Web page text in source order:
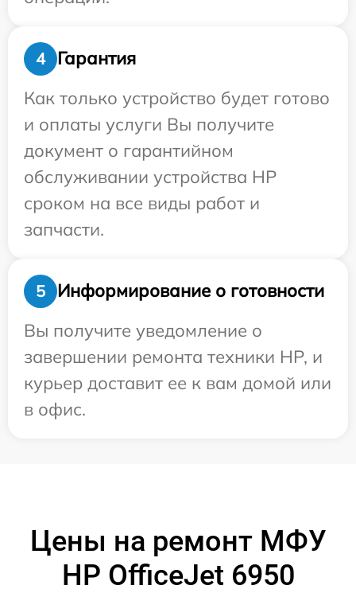
4
Гарантия
Как только устройство будет готово
и оплаты услуги Вы получите
документ о гарантийном
обслуживании устройства HP
сроком на все виды работ и
запчасти.
5
Информирование о готовности
Вы получите уведомление о
завершении ремонта техники HP, и
курьер доставит ее к вам домой или
в офис.
Цены на ремонт МФУ
HP OfficeJet 6950